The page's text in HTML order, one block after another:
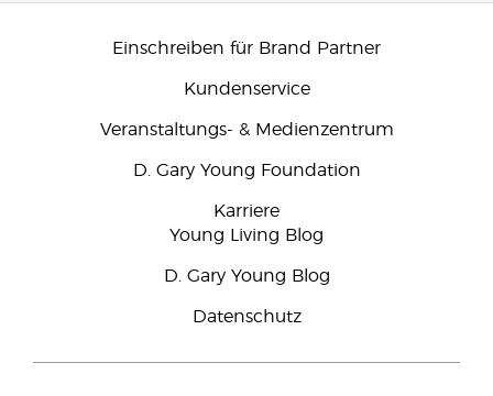
Einschreiben für Brand Partner
Kundenservice
Veranstaltungs- & Medienzentrum
D. Gary Young Foundation
Karriere
Young Living Blog
D. Gary Young Blog
Datenschutz